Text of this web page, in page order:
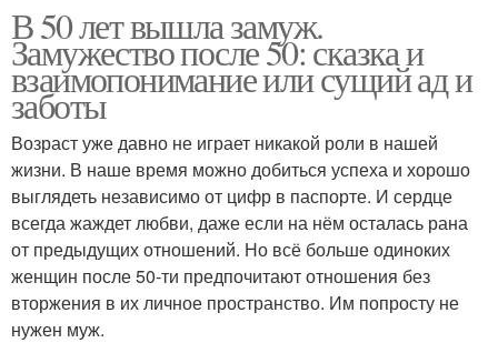
В 50 лет вышла замуж.
Замужество после 50: сказка и
взаимопонимание или сущий ад и
заботы
Возраст уже давно не играет никакой роли в нашей
жизни. В наше время можно добиться успеха и хорошо
выглядеть независимо от цифр в паспорте. И сердце
всегда жаждет любви, даже если на нём осталась рана
от предыдущих отношений. Но всё больше одиноких
женщин после 50-ти предпочитают отношения без
вторжения в их личное пространство. Им попросту не
нужен муж.